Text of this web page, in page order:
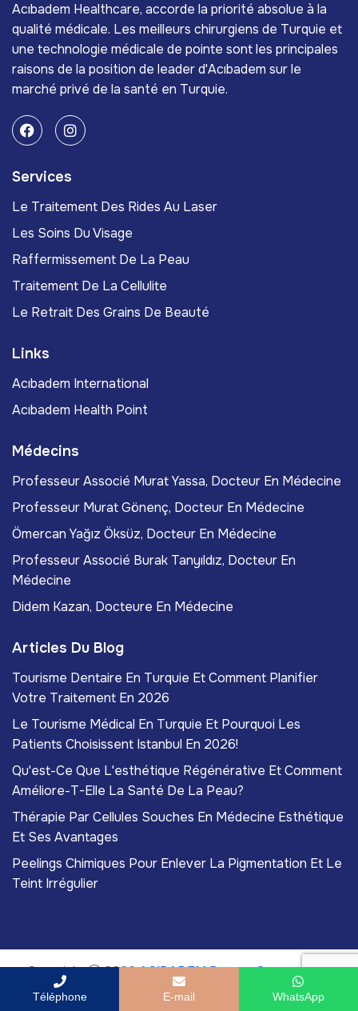
Acıbadem Healthcare, accorde la priorité absolue à la
qualité médicale. Les meilleurs chirurgiens de Turquie et
une technologie médicale de pointe sont les principales
raisons de la position de leader d'Acıbadem sur le
marché privé de la santé en Turquie.
Services
Le Traitement Des Rides Au Laser
Les Soins Du Visage
Raffermissement De La Peau
Traitement De La Cellulite
Le Retrait Des Grains De Beauté
Links
Acıbadem International
Acıbadem Health Point
Médecins
Professeur Associé Murat Yassa, Docteur En Médecine
Professeur Murat Gönenç, Docteur En Médecine
Ömercan Yağız Öksüz, Docteur En Médecine
Professeur Associé Burak Tanyıldız, Docteur En
Médecine
Didem Kazan, Docteure En Médecine
Articles Du Blog
Tourisme Dentaire En Turquie Et Comment Planifier
Votre Traitement En 2026
Le Tourisme Médical En Turquie Et Pourquoi Les
Patients Choisissent Istanbul En 2026!
Qu'est-Ce Que L'esthétique Régénérative Et Comment
Améliore-T-Elle La Santé De La Peau?
Thérapie Par Cellules Souches En Médecine Esthétique
Et Ses Avantages
Peelings Chimiques Pour Enlever La Pigmentation Et Le
Teint Irrégulier
Copyright 2026ACIBADEM Beauty Center. Tous
droits réservés.
Téléphone E-mail WhatsApp